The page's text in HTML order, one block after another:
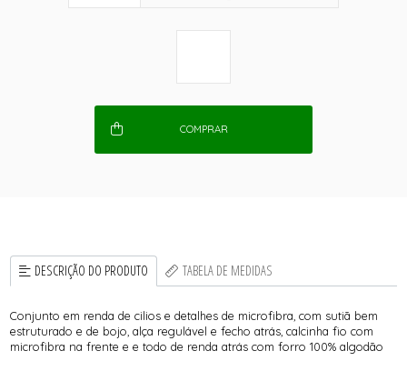
COMPRAR
DESCRIÇÃO DO PRODUTO TABELA DE MEDIDAS
Conjunto em renda de cilios e detalhes de microfibra, com sutiã bem
estruturado e de bojo, alça regulável e fecho atrás, calcinha fio com
microfibra na frente e e todo de renda atrás com forro 100% algodão